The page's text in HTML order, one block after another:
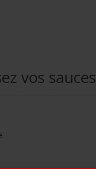
vos sauces